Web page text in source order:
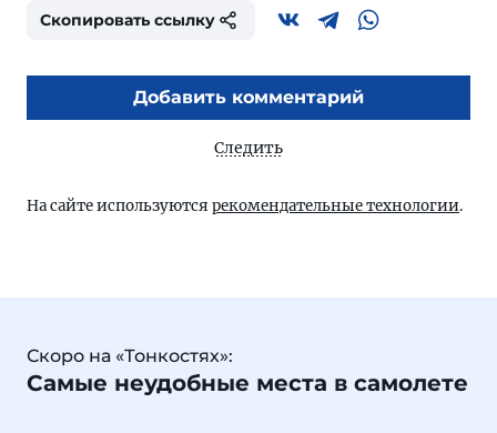
Скопировать ссылку
Добавить комментарий
Следить
На сайте используются рекомендательные технологии.
Скоро на «Тонкостях»:
Самые неудобные места в самолете